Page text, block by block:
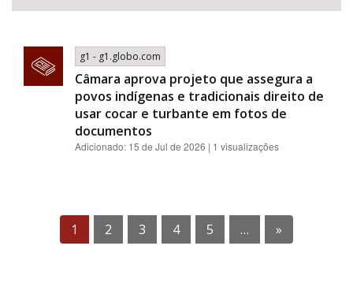
g1 - g1.globo.com
Câmara aprova projeto que assegura a
povos indígenas e tradicionais direito de
usar cocar e turbante em fotos de
documentos
Adicionado: 15 de Jul de 2026 | 1 visualizações
1 2 3 4 5 … »